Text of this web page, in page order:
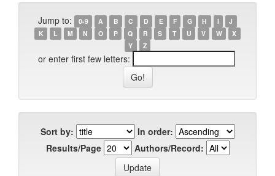
Jump to: 0-9 A B C D E F G H I
J
K
L M N O P Q R S T U V W
X
Y
Z
or enter first few letters:
Sort by:
In order:
Results/Page
Authors/Record: